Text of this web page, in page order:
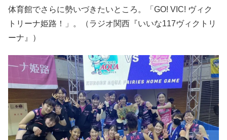
体育館でさらに勢いづきたいところ。「GO! VIC! ヴィク
トリーナ姫路！」。（ラジオ関西『いいな117ヴィクトリ
ーナ』）